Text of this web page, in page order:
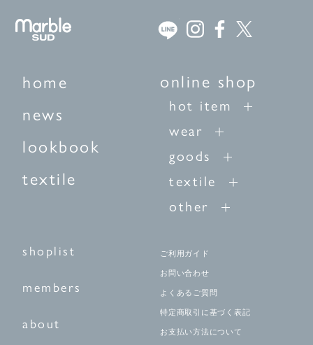
home
news
lookbook
textile
online shop
hot item
wear
goods
textile
other
shoplist
members
about
ご利用ガイド
お問い合わせ
よくあるご質問
特定商取引に基づく表記
お支払い方法について